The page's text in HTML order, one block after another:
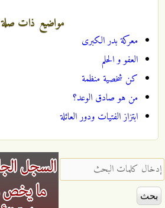
مواضيع ذات صلة
معركة بدر الكبرى
العفو و الحلم
كن شخصية منظمة
من هو صادق الوعد؟
ابتزاز الفتيات ودور العائلة
‏إدخال كلمات البحث ‏